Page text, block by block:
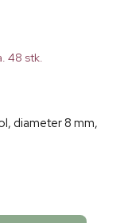
48 stk.
diameter 8 mm,